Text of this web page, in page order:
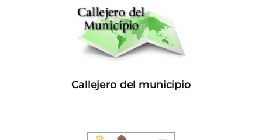
Callejero del municipio